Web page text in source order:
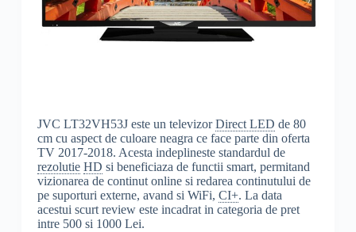
JVC LT32VH53J este un televizorDirect LED de 80
cm cu aspect de culoare neagra ce face parte din oferta
TV 2017-2018. Acesta indeplineste standardul de
rezolutie HD si beneficiaza de functii smart, permitand
vizionarea de continut online si redarea continutului de
pe suporturi externe, avand si WiFi, CI+. La data
acestui scurt review este incadrat in categoria de pret
intre 500 si 1000 Lei.